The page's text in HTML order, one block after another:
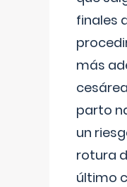
finales
más
parto
un
rotura
último